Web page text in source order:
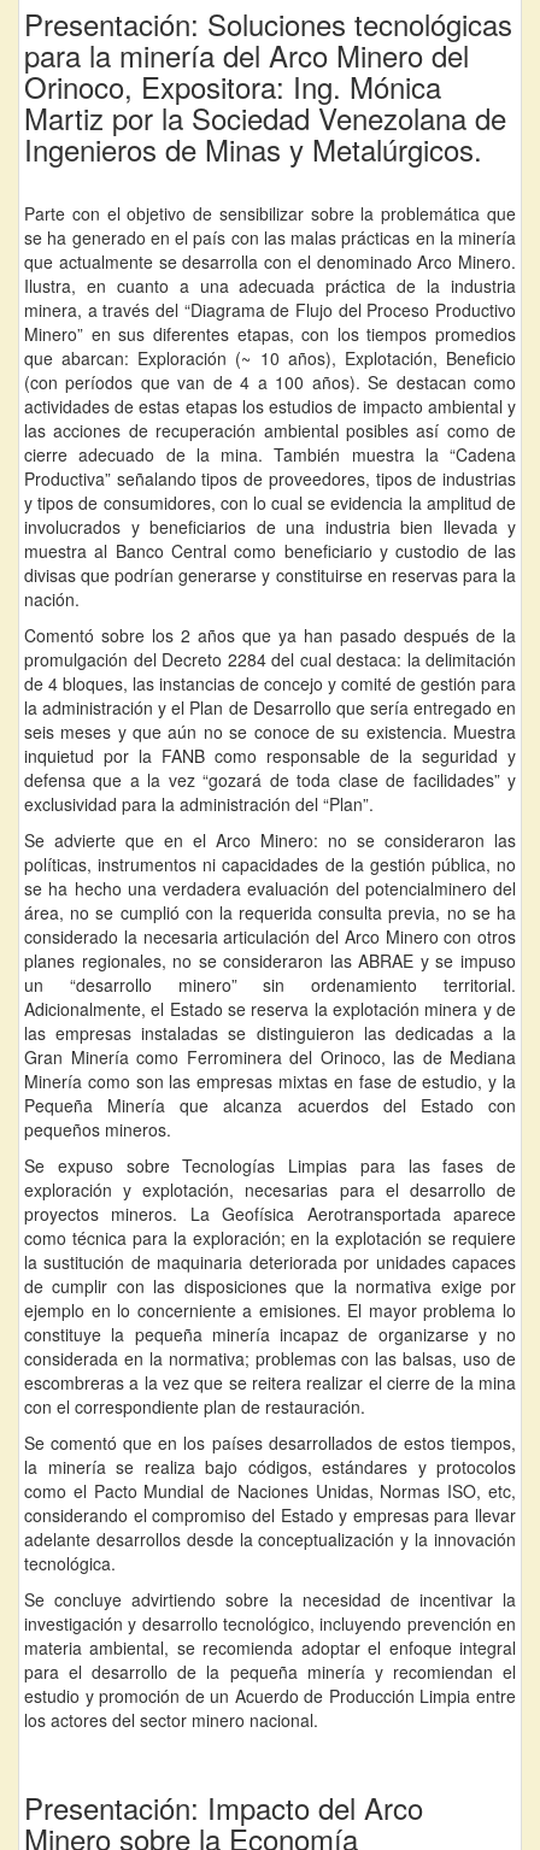
Presentación: Soluciones tecnológicas
para la minería del Arco Minero del
Orinoco, Expositora: Ing. Mónica
Martiz por la Sociedad Venezolana de
Ingenieros de Minas y Metalúrgicos.
Parte con el objetivo de sensibilizar sobre la problemática que
se ha generado en el país con las malas prácticas en la minería
que actualmente se desarrolla con el denominado Arco Minero.
Ilustra, en cuanto a una adecuada práctica de la industria
minera, a través del “Diagrama de Flujo del Proceso Productivo
Minero” en sus diferentes etapas, con los tiempos promedios
que abarcan: Exploración (~ 10 años), Explotación, Beneficio
(con períodos que van de 4 a 100 años). Se destacan como
actividades de estas etapas los estudios de impacto ambiental y
las acciones de recuperación ambiental posibles así como de
cierre adecuado de la mina. También muestra la “Cadena
Productiva” señalando tipos de proveedores, tipos de industrias
y tipos de consumidores, con lo cual se evidencia la amplitud de
involucrados y beneficiarios de una industria bien llevada y
muestra al Banco Central como beneficiario y custodio de las
divisas que podrían generarse y constituirse en reservas para la
nación.
Comentó sobre los 2 años que ya han pasado después de la
promulgación del Decreto 2284 del cual destaca: la delimitación
de 4 bloques, las instancias de concejo y comité de gestión para
la administración y el Plan de Desarrollo que sería entregado en
seis meses y que aún no se conoce de su existencia. Muestra
inquietud por la FANB como responsable de la seguridad y
defensa que a la vez “gozará de toda clase de facilidades” y
exclusividad para la administración del “Plan”.
Se advierte que en el Arco Minero: no se consideraron las
políticas, instrumentos ni capacidades de la gestión pública, no
se ha hecho una verdadera evaluación del potencialminero del
área, no se cumplió con la requerida consulta previa, no se ha
considerado la necesaria articulación del Arco Minero con otros
planes regionales, no se consideraron las ABRAE y se impuso
un “desarrollo minero” sin ordenamiento territorial.
Adicionalmente, el Estado se reserva la explotación minera y de
las empresas instaladas se distinguieron las dedicadas a la
Gran Minería como Ferrominera del Orinoco, las de Mediana
Minería como son las empresas mixtas en fase de estudio, y la
Pequeña Minería que alcanza acuerdos del Estado con
pequeños mineros.
Se expuso sobre Tecnologías Limpias para las fases de
exploración y explotación, necesarias para el desarrollo de
proyectos mineros. La Geofísica Aerotransportada aparece
como técnica para la exploración; en la explotación se requiere
la sustitución de maquinaria deteriorada por unidades capaces
de cumplir con las disposiciones que la normativa exige por
ejemplo en lo concerniente a emisiones. El mayor problema lo
constituye la pequeña minería incapaz de organizarse y no
considerada en la normativa; problemas con las balsas, uso de
escombreras a la vez que se reitera realizar el cierre de la mina
con el correspondiente plan de restauración.
Se comentó que en los países desarrollados de estos tiempos,
la minería se realiza bajo códigos, estándares y protocolos
como el Pacto Mundial de Naciones Unidas, Normas ISO, etc,
considerando el compromiso del Estado y empresas para llevar
adelante desarrollos desde la conceptualización y la innovación
tecnológica.
Se concluye advirtiendo sobre la necesidad de incentivar la
investigación y desarrollo tecnológico, incluyendo prevención en
materia ambiental, se recomienda adoptar el enfoque integral
para el desarrollo de la pequeña minería y recomiendan el
estudio y promoción de un Acuerdo de Producción Limpia entre
los actores del sector minero nacional.
Presentación: Impacto del Arco
Minero sobre la Economía